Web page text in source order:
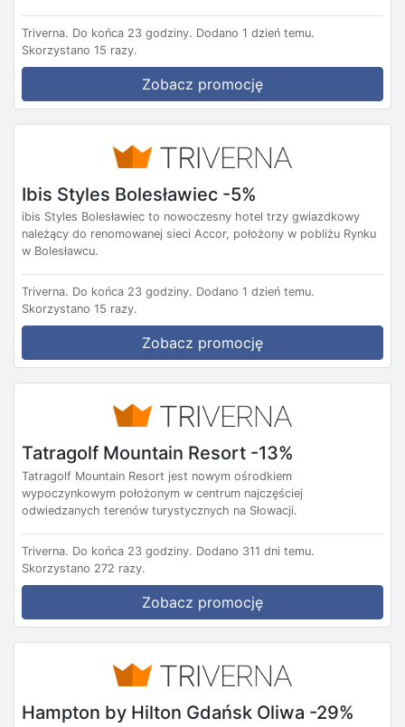
Triverna. Do końca 23 godziny. Dodano 1 dzień temu.
Skorzystano 15 razy.
Zobacz promocję
Ibis Styles Bolesławiec -5%
ibis Styles Bolesławiec to nowoczesny hotel trzy gwiazdkowy
należący do renomowanej sieci Accor, położony w pobliżu Rynku
w Bolesławcu.
Triverna. Do końca 23 godziny. Dodano 1 dzień temu.
Skorzystano 15 razy.
Zobacz promocję
Tatragolf Mountain Resort -13%
Tatragolf Mountain Resort jest nowym ośrodkiem
wypoczynkowym położonym w centrum najczęściej
odwiedzanych terenów turystycznych na Słowacji.
Triverna. Do końca 23 godziny. Dodano 311 dni temu.
Skorzystano 272 razy.
Zobacz promocję
Hampton by Hilton Gdańsk Oliwa -29%